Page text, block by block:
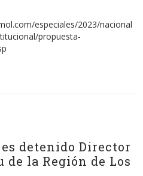
especiales/2023/nacional
propuesta-
detenido Director
de la Región de Los